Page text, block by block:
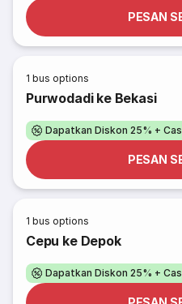
PESAN
1 bus options
Purwodadi ke Bekasi
Dapatkan Diskon 25% +
PESAN
1 bus options
Cepu ke Depok
Dapatkan Diskon 25% +